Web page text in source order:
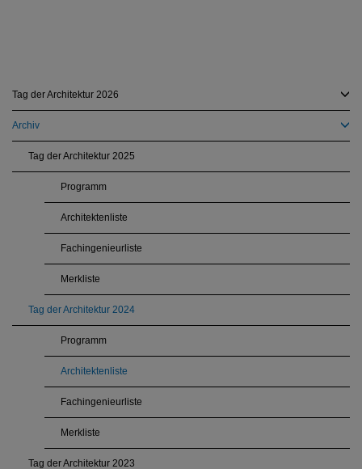
Tag der Architektur 2026
Archiv
Tag der Architektur 2025
Programm
Architektenliste
Fachingenieurliste
Merkliste
Tag der Architektur 2024
Programm
Architektenliste
Fachingenieurliste
Merkliste
Tag der Architektur 2023